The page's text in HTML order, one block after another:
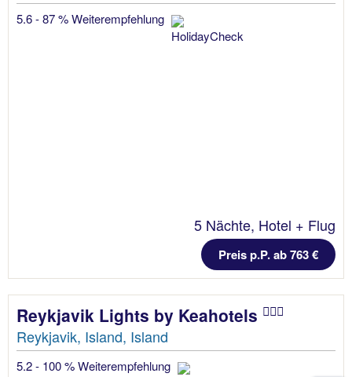
5.6 - 87 % Weiterempfehlung
5 Nächte, Hotel + Flug
Preis p.P. ab 763 €
Reykjavik Lights by Keahotels
Reykjavik, Island, Island
5.2 - 100 % Weiterempfehlung